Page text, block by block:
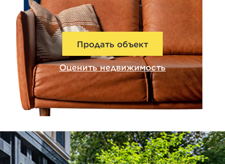
Продать объект
Оценить недвижимость